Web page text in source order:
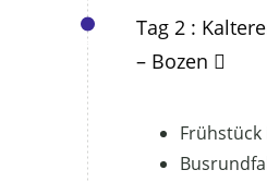
Tag 2 :
– Bozen